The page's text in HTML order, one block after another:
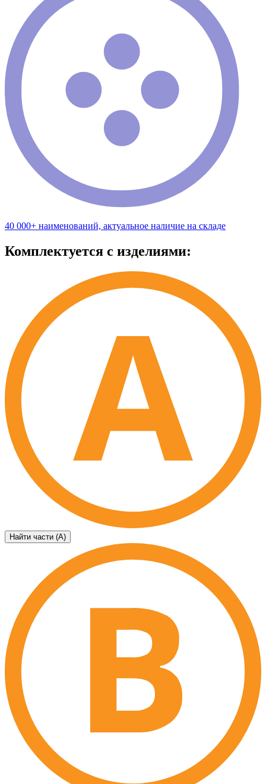
40 000+ наименований, актуальное наличие на складе
Комплектуется с изделиями:
Найти части (А)